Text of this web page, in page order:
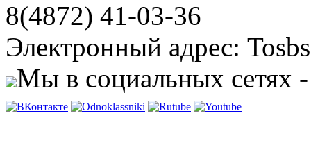
8(4872) 41-03-36
Электронный адрес:
Мы в социальных сетях